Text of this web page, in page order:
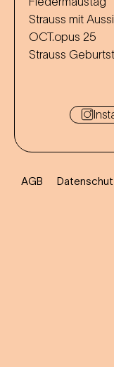
Strauss mit
OCT.opus 25
Strauss
AGB